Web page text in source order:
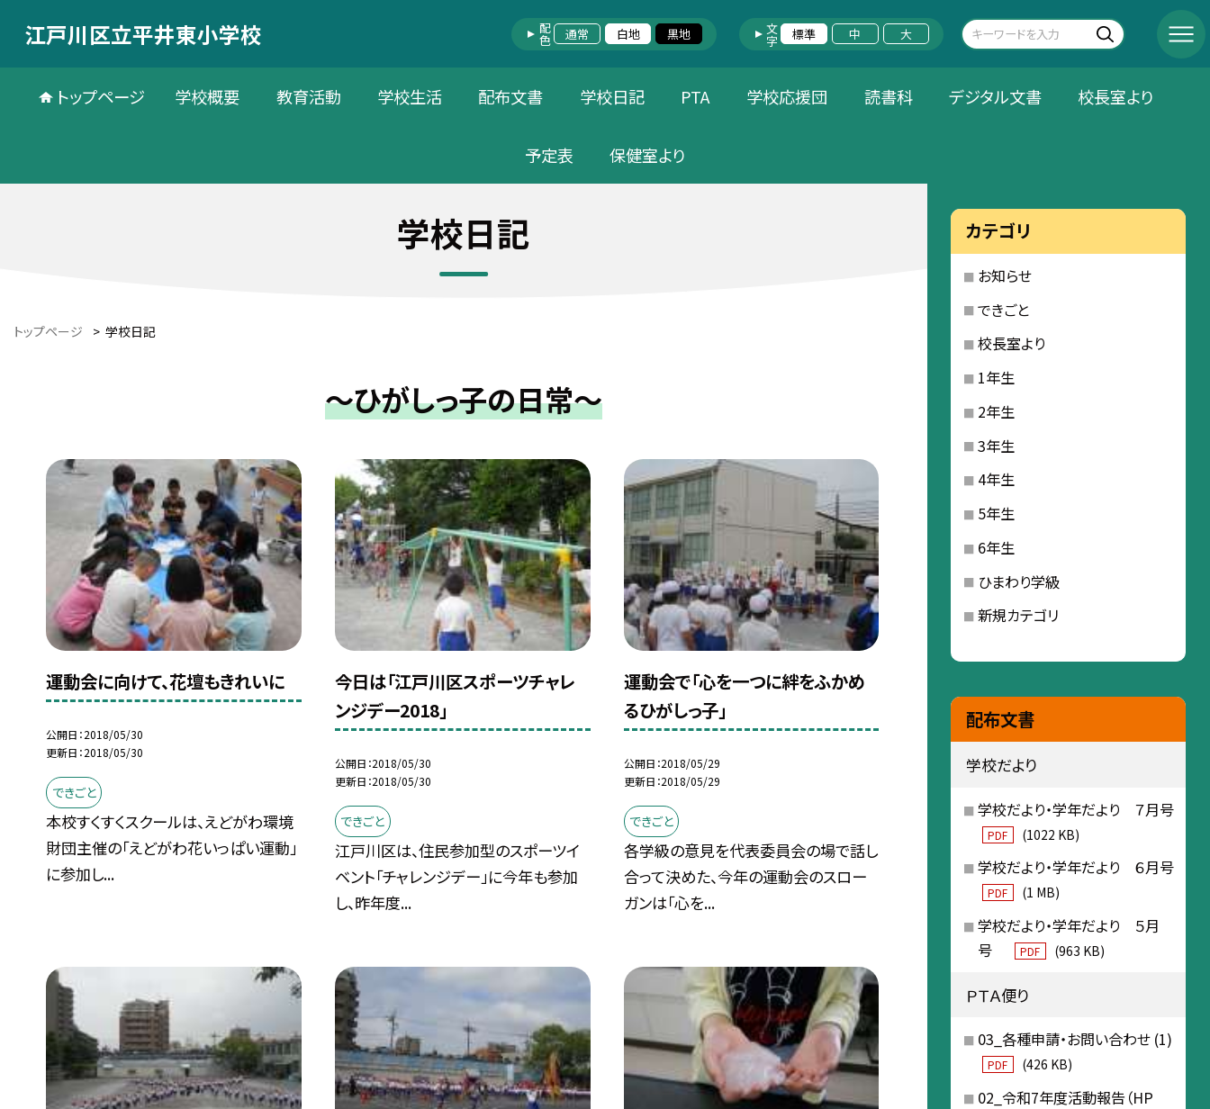
江戸川区立平井東小学校 配色 通常 白地 黒地 文字 標準 中 大
トップページ 学校概要 教育活動 学校生活 配布文書 学校日記 PTA 学校応援団 読書科 デジタル文書 校長室より
予定表 保健室より
学校日記
トップページ > 学校日記
～ひがしっ子の日常～
運動会に向けて、花壇もきれいに
公開日 2018/05/30
更新日 2018/05/30
できごと
本校すくすくスクールは、えどがわ環境
財団主催の「えどがわ花いっぱい運動」
に参加し...
今日は「江戸川区スポーツチャレ
ンジデー2018」
公開日 2018/05/30
更新日 2018/05/30
できごと
江戸川区は、住民参加型のスポーツイ
ベント「チャレンジデー」に今年も参加
し、昨年度...
運動会で「心を一つに絆をふかめ
るひがしっ子」
公開日 2018/05/29
更新日 2018/05/29
できごと
各学級の意見を代表委員会の場で話し
合って決めた、今年の運動会のスロー
ガンは「心を...
カテゴリ
お知らせ
できごと
校長室より
1年生
2年生
3年生
4年生
5年生
6年生
ひまわり学級
新規カテゴリ
配布文書
学校だより
学校だより・学年だより ７月号
PDF (1022 KB)
学校だより・学年だより ６月号
PDF (1 MB)
学校だより・学年だより ５月
号
PDF (963 KB)
ＰＴＡ便り
03_各種申請・お問い合わせ (1)
PDF (426 KB)
02_令和7年度活動報告（HP